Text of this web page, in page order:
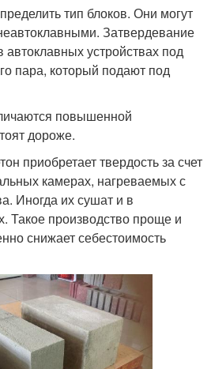
тип блоков. Они могут
Затвердевание
устройствах под
пара, который подают под
повышенной
дороже.
приобретает твердость за счет
камерах, нагреваемых с
Иногда их сушат и в
Такое производство проще и
снижает себестоимость